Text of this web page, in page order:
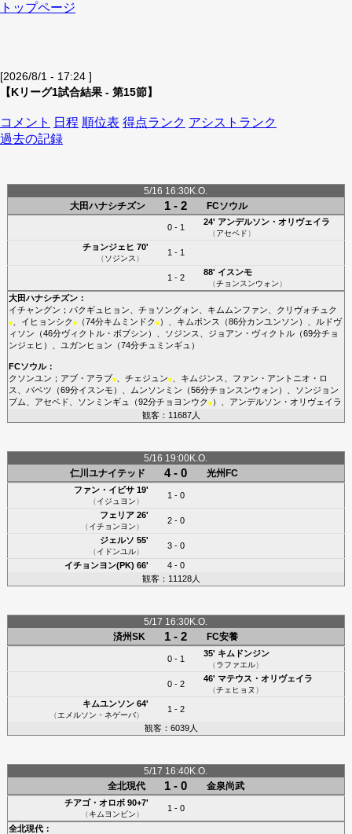
トップページ
[2026/8/1 - 17:24 ]
【Kリーグ1試合結果 - 第15節】
コメント 日程 順位表 得点ランク アシストランク
過去の記録
5/16 16:30K.O.
大田ハナシチズン
1 - 2 FCソウル
0 - 1
24' アンデルソン・オリヴェイラ
（アセベド）
チョンジェヒ 70'
（ソジンス ）
1 - 1
1 - 2
88' イスンモ
（チョンスンウォン）
大田ハナシチズン：
イチャングン ； パクギュヒョン チョソングォン キムムンファン クリヴォチュク
■、 イヒョンシク ■（74分キムミンドク ■）、 キムボンス （86分カンユンソン ）、 ルドヴ
ィソン （46分ヴィクトル・ボブシン ）、 ソジンス ジョアン・ヴィクトル（69分チョ
ンジェヒ ）、 ユガンヒョン （74分チュミンギュ ）
FCソウル：
クソンユン ； アブ・アラブ■、 チェジュン■、 キムジンス
ファン・アントニオ・ロ
ス
バベツ （69分イスンモ）、 ムンソンミン （56分チョンスンウォン ）、 ソンジョン
ブム
アセベド ソンミンギュ （92分チョヨンウク ■）、 アンデルソン・オリヴェイラ
観客：11687人
5/16 19:00K.O.
仁川ユナイテッド
4 - 0 光州FC
ファン・イビサ19'
（イジュヨン）
1 - 0
フェリア26'
（イチョンヨン）
2 - 0
ジェルソ 55'
（イドンユル）
3 - 0
イチョンヨン(PK) 66'
4 - 0
観客：11128人
5/17 16:30K.O.
済州SK
1 - 2 FC安養
0 - 1
35' キムドンジン
（ラファエル）
0 - 2
46' マテウス・オリヴェイラ
（チェヒョヌ ）
キムユンソン64'
（エメルソン・ネゲーバ）
1 - 2
観客：6039人
5/17 16:40K.O.
全北現代
1 - 0 金泉尚武
チアゴ・オロボ90+7'
（キムヨンビン）
1 - 0
全北現代：